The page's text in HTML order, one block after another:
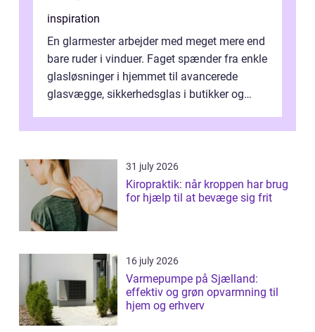
inspiration
En glarmester arbejder med meget mere end
bare ruder i vinduer. Faget spænder fra enkle
glasløsninger i hjemmet til avancerede
glasvægge, sikkerhedsglas i butikker og
31 july 2026
Kiropraktik: når kroppen har brug
for hjælp til at bevæge sig frit
16 july 2026
Varmepumpe på Sjælland:
effektiv og grøn opvarmning til
hjem og erhverv